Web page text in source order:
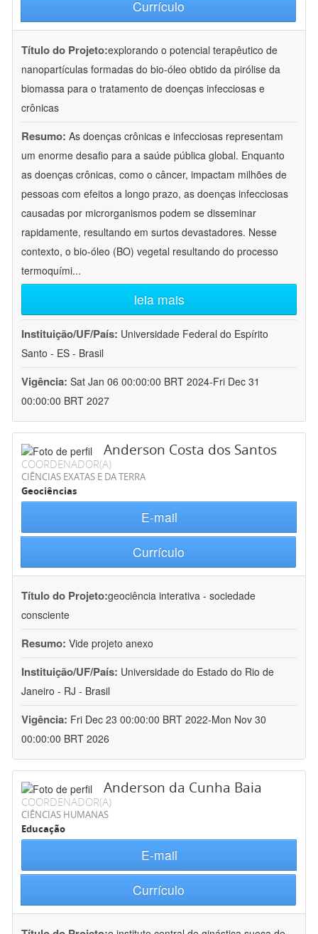
Currículo
Título do Projeto:explorando o potencial terapêutico de
nanopartículas formadas do bio-óleo obtido da pirólise da
biomassa para o tratamento de doenças infecciosas e
crônicas
Resumo: As doenças crônicas e infecciosas representam
um enorme desafio para a saúde pública global. Enquanto
as doenças crônicas, como o câncer, impactam milhões de
pessoas com efeitos a longo prazo, as doenças infecciosas
causadas por microrganismos podem se disseminar
rapidamente, resultando em surtos devastadores. Nesse
contexto, o bio-óleo (BO) vegetal resultando do processo
termoquími...
leia mais
Instituição/UF/País: Universidade Federal do Espírito
Santo - ES - Brasil
Vigência: Sat Jan 06 00:00:00 BRT 2024-Fri Dec 31
00:00:00 BRT 2027
Anderson Costa dos Santos
COORDENADOR(A)
CIÊNCIAS EXATAS E DA TERRA
Geociências
E-mail
Currículo
Título do Projeto:geociência interativa - sociedade
consciente
Resumo: Vide projeto anexo
Instituição/UF/País: Universidade do Estado do Rio de
Janeiro - RJ - Brasil
Vigência: Fri Dec 23 00:00:00 BRT 2022-Mon Nov 30
00:00:00 BRT 2026
Anderson da Cunha Baia
COORDENADOR(A)
CIÊNCIAS HUMANAS
Educação
E-mail
Currículo